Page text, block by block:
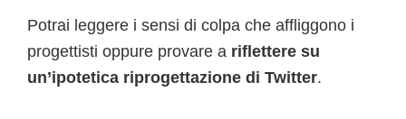
Potrai leggere i sensi di colpa che affliggono i
progettisti oppure provare a riflettere su
un’ipotetica riprogettazione di Twitter.